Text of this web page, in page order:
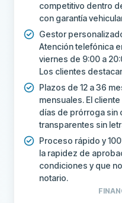
competitivo dentro
con garantía
Gestor
Atención telefónica
viernes de 9:00 a
Los clientes
Plazos de 12 a 36
mensuales. El
días de prórroga sin
transparentes sin
Proceso rápido y
la rapidez de
condiciones y que
notario.